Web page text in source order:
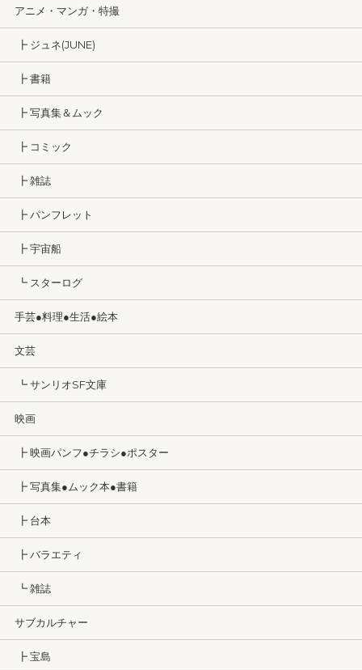
アニメ・マンガ・特撮
┣ ジュネ(JUNE)
┣ 書籍
┣ 写真集＆ムック
┣ コミック
┣ 雑誌
┣ パンフレット
┣ 宇宙船
┗ スターログ
手芸●料理●生活●絵本
文芸
┗ サンリオSF文庫
映画
┣ 映画パンフ●チラシ●ポスター
┣ 写真集●ムック本●書籍
┣ 台本
┣ バラエティ
┗ 雑誌
サブカルチャー
┣ 宝島